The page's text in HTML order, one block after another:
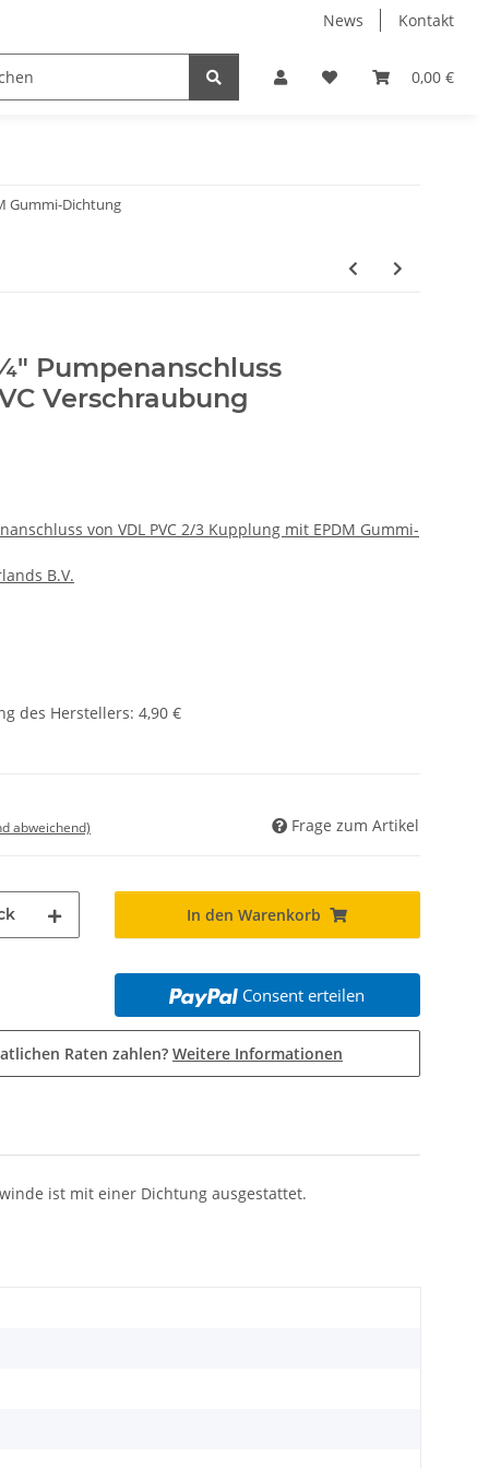
News Kontakt
0,00 €
Koi Pflege/Futter/Kescher Aquaristik /
Gummi-Dichtung
Pumpenanschluss
Verschraubung
von VDL PVC 2/3 Kupplung mit EPDM Gummi-
B.V.
des Herstellers: 4,90 €
abweichend) Frage zum Artikel
In den Warenkorb
Consent erteilen
Raten zahlen? Weitere Informationen
ist mit einer Dichtung ausgestattet.